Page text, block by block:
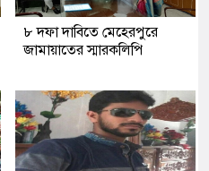
৮ দফা দাবিতে মেহেরপুরে
জামায়াতের স্মারকলিপি